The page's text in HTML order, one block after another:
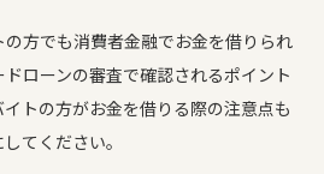
方でも消費者金融でお金を借りられ
ローンの審査で確認されるポイント
トの方がお金を借りる際の注意点も
てください。